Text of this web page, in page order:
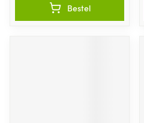
Bestel